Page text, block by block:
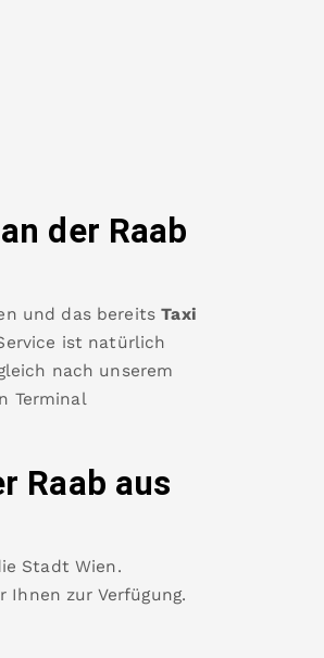
der Raab
und das bereits Taxi
ist natürlich
nach unserem
Terminal
Raab aus
Stadt Wien.
zur Verfügung.